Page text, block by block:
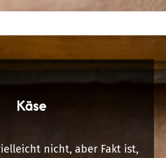
Käse
nicht, aber Fakt ist,